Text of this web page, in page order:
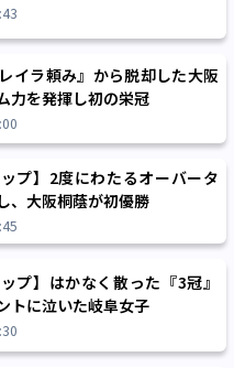
イラ頼み』から脱却した大阪
力を発揮し初の栄冠
ップ】2度にわたるオーバータ
、大阪桐蔭が初優勝
プ】はかなく散った『3冠』
トに泣いた岐阜女子